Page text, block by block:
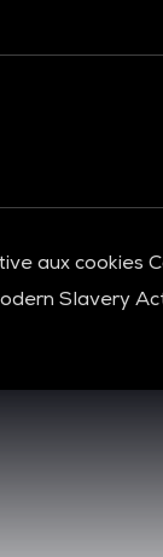
aux cookies
Slavery